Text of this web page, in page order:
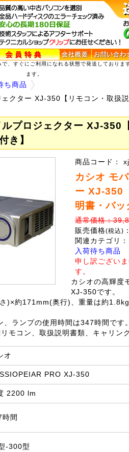
、すぐにご利用になれる状態で発送しておりま
ます。
ち商品
クター XJ-350【リモコン・取扱説
ルプロジェクター XJ-350
き】
商品コード：
カシオ モ
ー XJ-350
明書・バッ
通常価格：
販売価格(税込) ：
関連カテゴリ：
入荷待ち商品
申し訳ござい
す。
カシオの高輝度
XJ-350です。
)×約171mm(奥行)、重量は約1.8kg
ランプの使用時間は347時間です。
モコン、取扱説明書類、キャリン
オ
PRO XJ-350
2200 lm
間
-300型